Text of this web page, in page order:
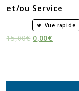
et/ou Service
Vue rapide
15,00€ 0,00€